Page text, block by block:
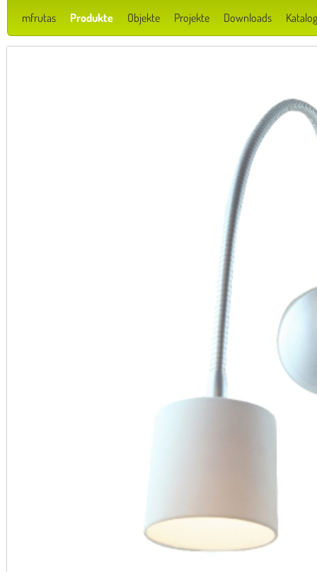
mfrutas Produkte Objekte Projekte Downloads